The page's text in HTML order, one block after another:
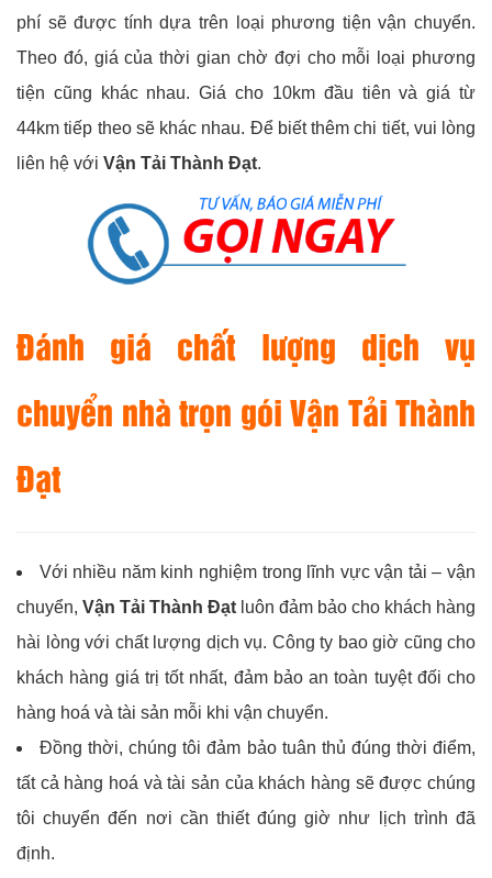
phí sẽ được tính dựa trên loại phương tiện vận chuyển.
Theo đó, giá của thời gian chờ đợi cho mỗi loại phương
tiện cũng khác nhau. Giá cho 10km đầu tiên và giá từ
44km tiếp theo sẽ khác nhau. Để biết thêm chi tiết, vui lòng
liên hệ với Vận Tải Thành Đạt.
Đánh giá chất lượng dịch vụ
chuyển nhà trọn góiVận Tải Thành
Đạt
Với nhiều năm kinh nghiệm trong lĩnh vực vận tải – vận
chuyển, Vận Tải Thành Đạt luôn đảm bảo cho khách hàng
hài lòng với chất lượng dịch vụ. Công ty bao giờ cũng cho
khách hàng giá trị tốt nhất, đảm bảo an toàn tuyệt đối cho
hàng hoá và tài sản mỗi khi vận chuyển.
Đồng thời, chúng tôi đảm bảo tuân thủ đúng thời điểm,
tất cả hàng hoá và tài sản của khách hàng sẽ được chúng
tôi chuyển đến nơi cần thiết đúng giờ như lịch trình đã
định.